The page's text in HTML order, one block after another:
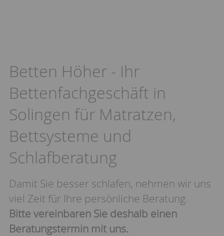
Betten Höher - Ihr
Bettenfachgeschäft in
Solingen für Matratzen,
Bettsysteme und
Schlafberatung
Damit Sie besser schlafen, nehmen wir uns
viel Zeit für Ihre persönliche Beratung.
Bitte vereinbaren Sie deshalb einen
Beratungstermin mit uns.